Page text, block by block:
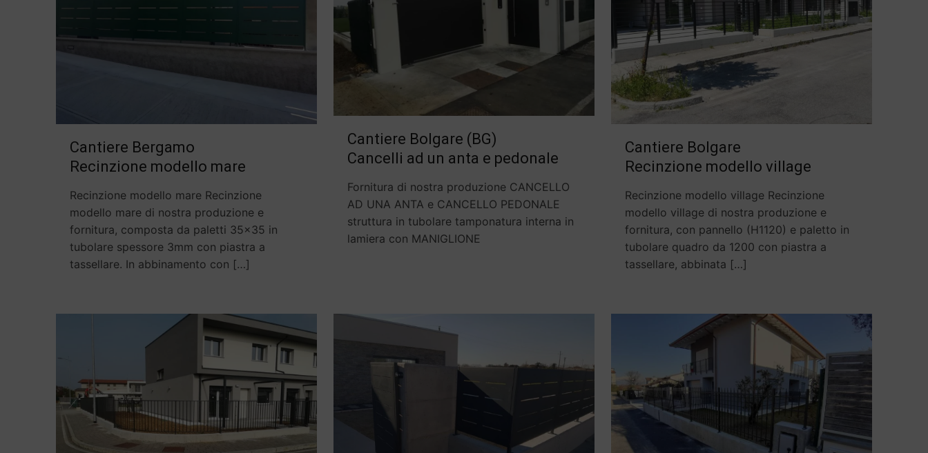
Cantiere Bergamo
Recinzione modello mare
Recinzione modello mare Recinzione
modello mare di nostra produzione e
fornitura, composta da paletti 35×35 in
tubolare spessore 3mm con piastra a
tassellare. In abbinamento con […]
Cantiere Bolgare (BG)
Cancelli ad un anta e pedonale
Fornitura di nostra produzione CANCELLO
AD UNA ANTA e CANCELLO PEDONALE
struttura in tubolare tamponatura interna in
lamiera con MANIGLIONE
Cantiere Bolgare
Recinzione modello village
Recinzione modello village Recinzione
modello village di nostra produzione e
fornitura, con pannello (H1120) e paletto in
tubolare quadro da 1200 con piastra a
tassellare, abbinata […]